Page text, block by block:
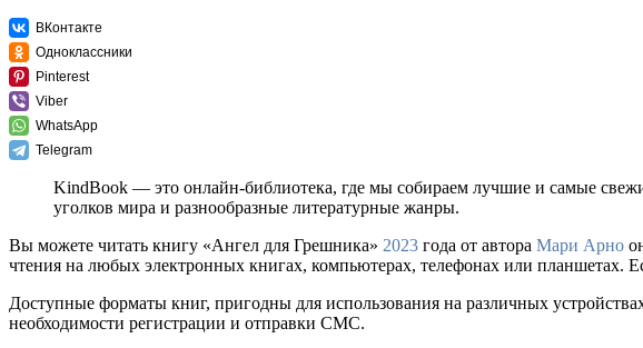
ВКонтакте
Одноклассники
Pinterest
Viber
WhatsApp
Telegram
KindBook — это онлайн-библиотека, где мы собираем лучшие и самые
уголков мира и разнообразные литературные жанры.
Вы можете читать книгу «Ангел для Грешника» 2023 года от автора Мари Арно
чтения на любых электронных книгах, компьютерах, телефонах или планшетах.
Доступные форматы книг, пригодны для использования на различных
необходимости регистрации и отправки СМС.